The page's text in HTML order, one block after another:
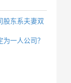
股东系夫妻双
一人公司？